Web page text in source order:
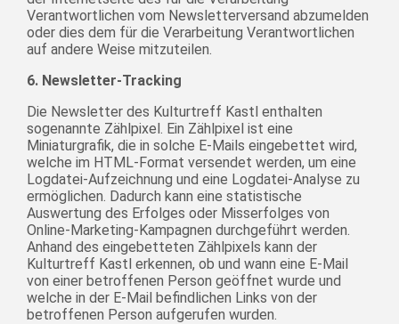
Verantwortlichen vom Newsletterversand abzumelden
oder dies dem für die Verarbeitung Verantwortlichen
auf andere Weise mitzuteilen.
6. Newsletter-Tracking
Die Newsletter des Kulturtreff Kastl enthalten
sogenannte Zählpixel. Ein Zählpixel ist eine
Miniaturgrafik, die in solche E-Mails eingebettet wird,
welche im HTML-Format versendet werden, um eine
Logdatei-Aufzeichnung und eine Logdatei-Analyse zu
ermöglichen. Dadurch kann eine statistische
Auswertung des Erfolges oder Misserfolges von
Online-Marketing-Kampagnen durchgeführt werden.
Anhand des eingebetteten Zählpixels kann der
Kulturtreff Kastl erkennen, ob und wann eine E-Mail
von einer betroffenen Person geöffnet wurde und
welche in der E-Mail befindlichen Links von der
betroffenen Person aufgerufen wurden.